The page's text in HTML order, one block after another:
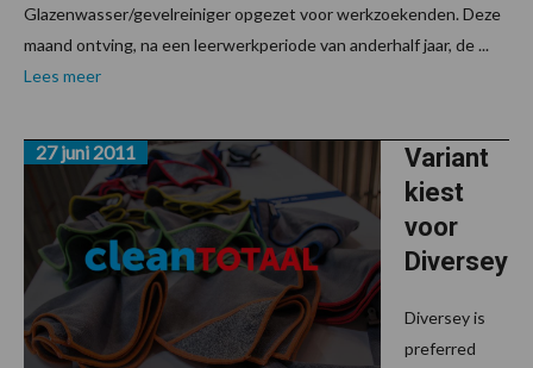
Glazenwasser/gevelreiniger opgezet voor werkzoekenden. Deze
maand ontving, na een leerwerkperiode van anderhalf jaar, de ...
Lees meer
Variant
kiest
voor
Diversey
27 juni 2011
Diversey is
preferred